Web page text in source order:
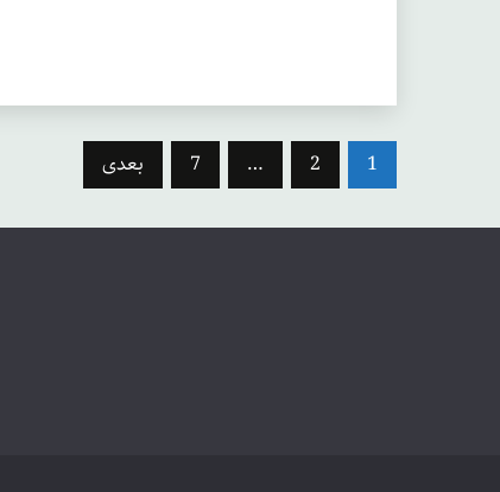
صفحه‌بندی
1
2
…
7 بعدی